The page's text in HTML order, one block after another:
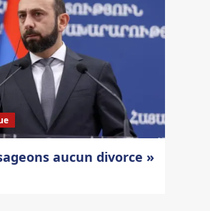
aucun divorce »